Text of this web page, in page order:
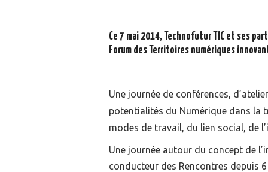
Ce 7 mai 2014, Technofutur TIC et ses
Forum des Territoires numériques
Une journée de conférences,
potentialités du Numérique dans la
modes de travail, du lien social, de
Une journée autour du concept de
conducteur des Rencontres depuis